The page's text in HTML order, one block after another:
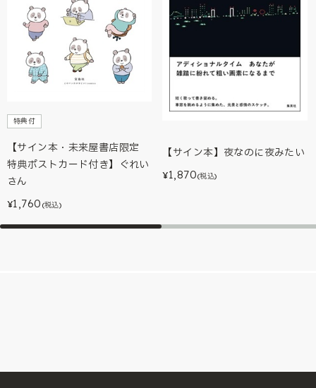
特典付
【サイン本・未来屋書店限定
特典ポストカード付き】ぐれい
さん
¥1,760 (税込)
【サイン本】夜なのに夜みたい
¥1,870(税込)